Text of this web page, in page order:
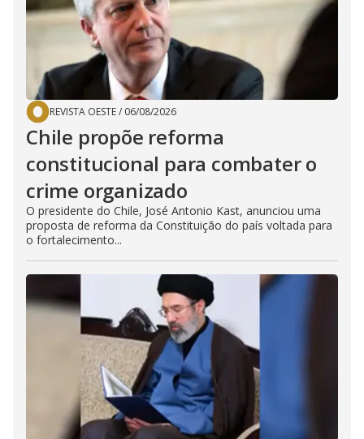
REVISTA OESTE/ 06/08/2026
Chile propõe reforma
constitucional para combater o
crime organizado
O presidente do Chile, José Antonio Kast, anunciou uma
proposta de reforma da Constituição do país voltada para
o fortalecimento...